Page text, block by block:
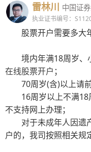
雷林川 中国证
执业证书编号：
股票开户需要多大
境内年满18周岁、
在线股票开户 ；
70周岁(含)以上请
16周岁以上不满18
不支持网上办理；
对于未成年人因遗
户的，我司按照相关规